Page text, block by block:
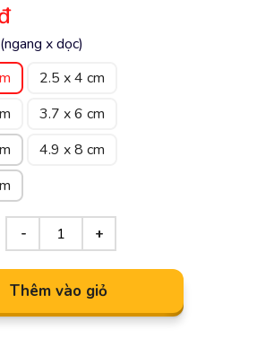
x dọc)
2.5 x 4 cm
3.7 x 6 cm
4.9 x 8 cm
Thêm vào giỏ